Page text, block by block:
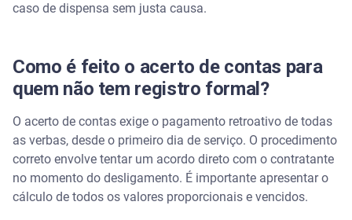
caso de dispensa sem justa causa.
Como é feito o acerto de contas para
quem não tem registro formal?
O acerto de contas exige o pagamento retroativo de todas
as verbas, desde o primeiro dia de serviço. O procedimento
correto envolve tentar um acordo direto com o contratante
no momento do desligamento. É importante apresentar o
cálculo de todos os valores proporcionais e vencidos.